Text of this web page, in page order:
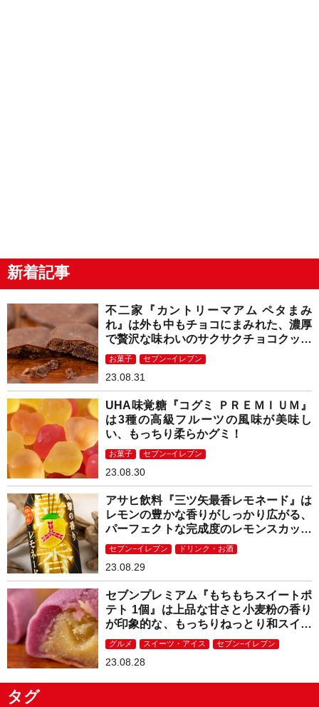
新着記事
不二家『カントリーマアム ペタまみ
れ』は外も中もチョコにまみれた、濃厚
で贅沢な味わいのサクサクチョコクッキ
ー！
お菓子 セブン−イレブン
23.08.31
UHA味覚糖『コグミ ＰＲＥＭＩＵＭ』
は3種の高級フルーツの風味が美味し
い、もっちり柔らかグミ！
お菓子 セブン−イレブン
23.08.30
アサヒ飲料『三ツ矢最香レモネード』は
レモンの豊かな香りがしっかり広がる、
パーフェクトな完成度のレモンスカッシ
ュ！
セブン−イレブン ドリンク・お酒
23.08.29
セブンプレミアム『もちもちスイートポ
テト 1個』は上品な甘さと小麦粉の香り
が印象的な、もっちりねっとり和スイー
ツ！
グルメ スイーツ・アイス セブン−イレブン
23.08.28
タグ